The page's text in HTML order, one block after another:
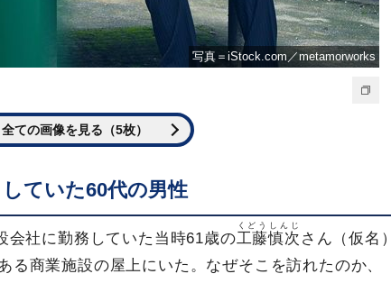
写真＝iStock.com／metamorworks
全ての画像を見る（5枚）
ていた60代の男性
会社に勤務していた当時61歳の工藤慎次
くどうしんじ
さん（仮名）
る商業施設の屋上にいた。なぜそこを訪れたのか、